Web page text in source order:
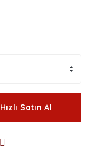
Hızlı Satın Al